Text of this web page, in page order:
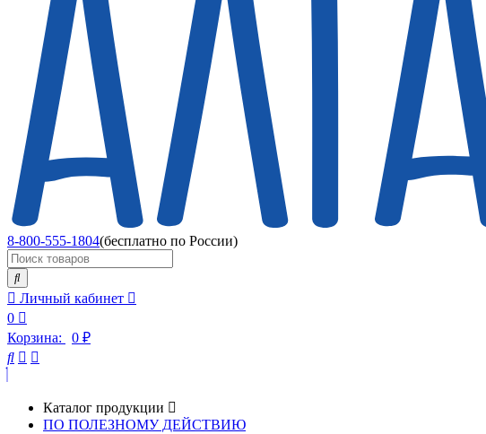
8-800-555-1804(бесплатно по России)
Личный кабинет
0
Корзина:
0 ₽
Каталог продукции
ПО ПОЛЕЗНОМУ ДЕЙСТВИЮ